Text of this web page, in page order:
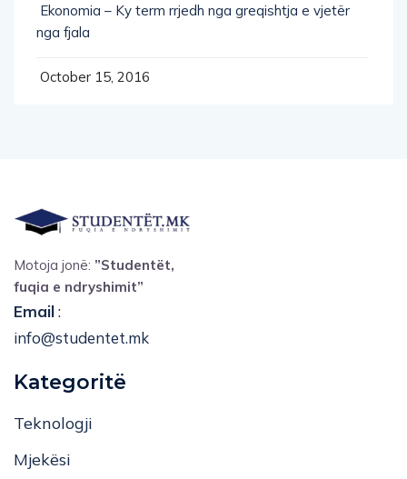
Ekonomia – Ky term rrjedh nga greqishtja e vjetër
nga fjala
October 15, 2016
Motoja jonë: ”Studentët,
fuqia e ndryshimit”
Email:
info@studentet.mk
Kategoritë
Teknologji
Mjekësi